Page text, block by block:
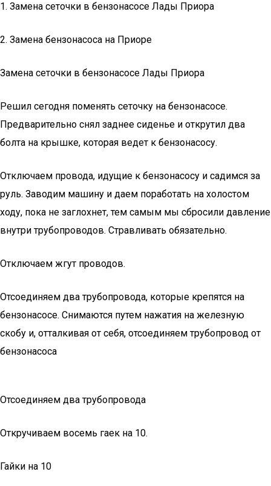
1. Замена сеточки в бензонасосе Лады Приора
2. Замена бензонасоса на Приоре
Замена сеточки в бензонасосе Лады Приора
Решил сегодня поменять сеточку на бензонасосе.
Предварительно снял заднее сиденье и открутил два
болта на крышке, которая ведет к бензонасосу.
Отключаем провода, идущие к бензонасосу и садимся за
руль. Заводим машину и даем поработать на холостом
ходу, пока не заглохнет, тем самым мы сбросили давление
внутри трубопроводов. Стравливать обязательно.
Отключаем жгут проводов.
Отсоединяем два трубопровода, которые крепятся на
бензонасосе. Снимаются путем нажатия на железную
скобу и, отталкивая от себя, отсоединяем трубопровод от
бензонасоса
Отсоединяем два трубопровода
Откручиваем восемь гаек на 10.
Гайки на 10